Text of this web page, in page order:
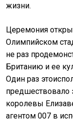
жизни.
Церемония
Олимпийском
не раз
Британию и ее
Один раз
предшествовало
королевы
агентом 007 в